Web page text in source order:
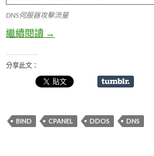
DNS伺服器攻擊流量
繼續閱讀 Bind 防禦 DNS
→
分享此文：
BIND CPANEL DDOS DNS